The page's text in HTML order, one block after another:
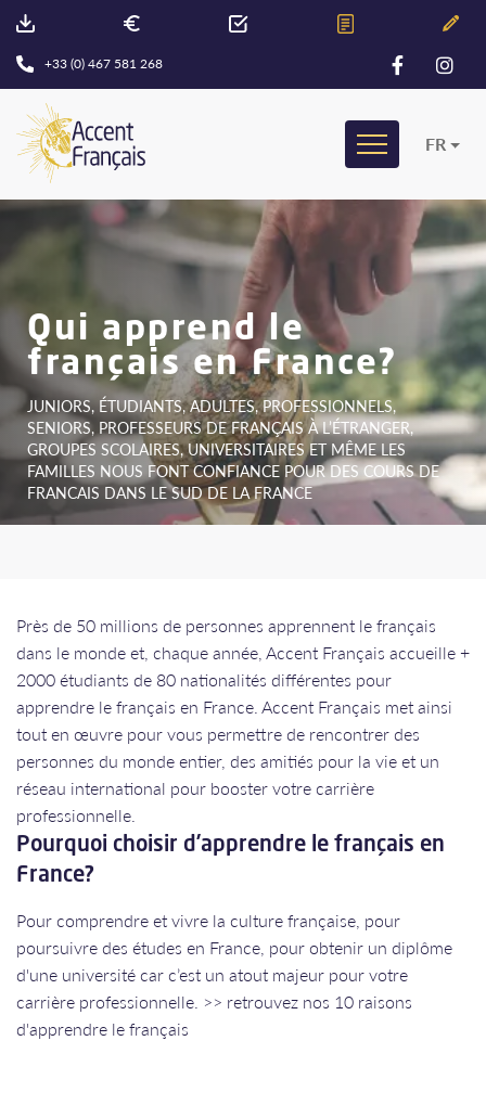
+33 (0) 467 581 268
FR
Qui apprend le
français en France?
JUNIORS, ÉTUDIANTS, ADULTES, PROFESSIONNELS,
SENIORS, PROFESSEURS DE FRANÇAIS À L’ÉTRANGER,
GROUPES SCOLAIRES, UNIVERSITAIRES ET MÊME LES
FAMILLES NOUS FONT CONFIANCE POUR DES COURS DE
FRANCAIS DANS LE SUD DE LA FRANCE
Près de 50 millions de personnes apprennent le français
dans le monde et, chaque année, Accent Français accueille +
2000 étudiants de 80 nationalités différentes pour
apprendre le français en France. Accent Français met ainsi
tout en œuvre pour vous permettre de rencontrer des
personnes du monde entier, des amitiés pour la vie et un
réseau international pour booster votre carrière
professionnelle.
Pourquoi choisir d’apprendre le français en
France?
Pour comprendre et vivre la culture française, pour
poursuivre des études en France, pour obtenir un diplôme
d'une université car c’est un atout majeur pour votre
carrière professionnelle. >> retrouvez nos 10 raisons
d'apprendre le français